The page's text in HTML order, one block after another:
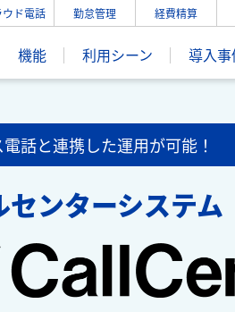
ウド電話 勤怠管理 経費精算
機能 利用シーン 導入事
話と連携した運用が可能！
センターシステム